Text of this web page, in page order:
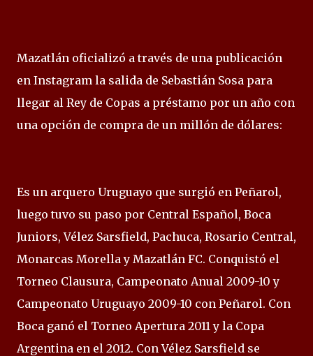
Mazatlán oficializó a través de una publicación
en Instagram la salida de Sebastián Sosa para
llegar al Rey de Copas a préstamo por un año con
una opción de compra de un millón de dólares:
Es un arquero Uruguayo que surgió en Peñarol,
luego tuvo su paso por Central Español, Boca
Juniors, Vélez Sarsfield, Pachuca, Rosario Central,
Monarcas Morella y Mazatlán FC. Conquistó el
Torneo Clausura, Campeonato Anual 2009-10 y
Campeonato Uruguayo 2009-10 con Peñarol. Con
Boca ganó el Torneo Apertura 2011 y la Copa
Argentina en el 2012. Con Vélez Sarsfield se